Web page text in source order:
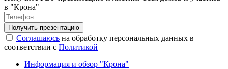
в "Крона"
Соглашаюсь на обработку персональных данных в
соответствии с Политикой
Информация и обзор "Крона"